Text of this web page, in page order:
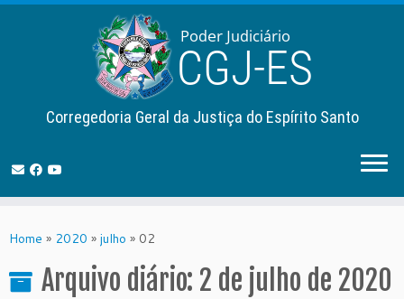
to
Corregedoria Geral da Justiça do Espírito Santo
Home » 2020 » julho » 02
Arquivo diário: 2 de julho de 2020